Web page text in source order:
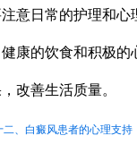
意日常的护理和心
康的饮食和积极的
改善生活质量。
二、白癜风患者的心理支持